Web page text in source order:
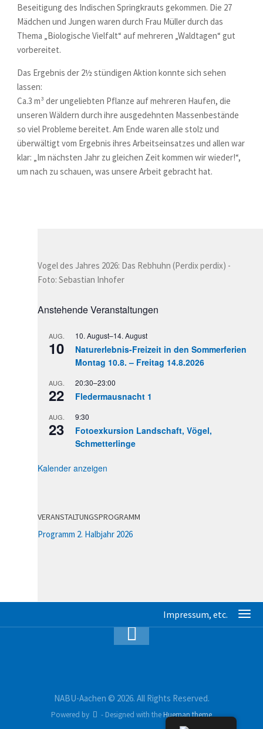
Beseitigung des Indischen Springkrauts gekommen. Die 27
Mädchen und Jungen waren durch Frau Müller durch das
Thema „Biologische Vielfalt“ auf mehreren „Waldtagen“ gut
vorbereitet.
Das Ergebnis der 2½ stündigen Aktion konnte sich sehen
lassen:
Ca.3 m³ der ungeliebten Pflanze auf mehreren Haufen, die
unseren Wäldern durch ihre ausgedehnten Massenbestände
so viel Probleme bereitet. Am Ende waren alle stolz und
überwältigt vom Ergebnis ihres Arbeitseinsatzes und allen war
klar: „Im nächsten Jahr zu gleichen Zeit kommen wir wieder!“,
um nach zu schauen, was unsere Arbeit gebracht hat.
Vogel des Jahres 2026: Das Rebhuhn (Perdix perdix) -
Foto: Sebastian Inhofer
Anstehende Veranstaltungen
AUG.
10
10. August–14. August
Naturerlebnis-Freizeit in den Sommerferien
Montag 10.8. – Freitag 14.8.2026
AUG.
22
20:30–23:00
Fledermausnacht 1
AUG.
23
9:30
Fotoexkursion Landschaft, Vögel,
Schmetterlinge
Kalender anzeigen
VERANSTALTUNGSPROGRAMM
Programm 2. Halbjahr 2026
NABU-Aachen © 2026. All Rights Reserved.
Powered by - Designed with theHueman theme